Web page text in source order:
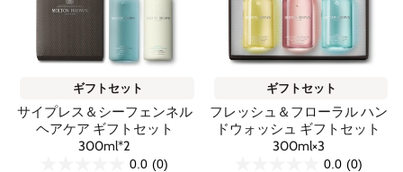
ギフトセット
サイプレス＆シーフェンネル
ヘアケア ギフトセット
300ml*2
0.0 (0)
ギフトセット
フレッシュ＆フローラル ハン
ドウォッシュ ギフトセット
300ml×3
0.0 (0)